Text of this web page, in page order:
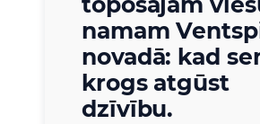
namam
novadā: kad
krogs atgūst
dzīvību.